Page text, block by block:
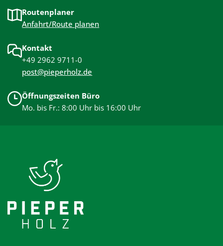
Routenplaner
Anfahrt/Route planen
Kontakt
+49 2962 9711-0
post@pieperholz.de
Öffnungszeiten Büro
Mo. bis Fr.: 8:00 Uhr bis 16:00 Uhr